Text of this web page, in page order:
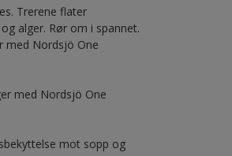
Trerene flater
alger. Rør om i spannet.
med Nordsjö One
med Nordsjö One
mot sopp og